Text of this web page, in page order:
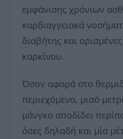
εμφάνισης χρόνιων
καρδιαγγειακά
διαβήτης και
καρκίνου.
Όσον αφορά στο
περιεχόμενο, μισό
μάνγκο αποδίδει
όσες δηλαδή και μία